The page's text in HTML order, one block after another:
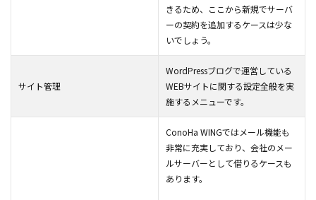
きるため、ここから新規でサーバ
ーの契約を追加するケースは少な
いでしょう。
サイト管理
WordPressブログで運営している
WEBサイトに関する設定全般を実
施するメニューです。
ConoHa WINGではメール機能も
非常に充実しており、会社のメー
ルサーバーとして借りるケースも
あります。